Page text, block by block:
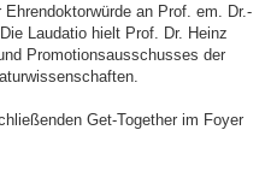
an Prof. em. Dr.-
Laudatio hielt Prof. Dr. Heinz
Promotionsausschusses der
Get-Together im Foyer